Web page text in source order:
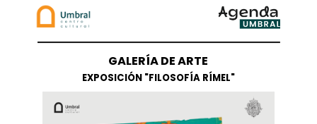
GALERÍA DE ARTE
EXPOSICIÓN "FILOSOFÍA RÍMEL"